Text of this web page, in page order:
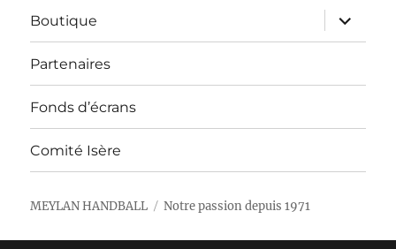
Boutique
ouvrir
le
sous-
Partenaires
Fonds d’écrans
Comité Isère
MEYLAN HANDBALL Notre passion depuis 1971